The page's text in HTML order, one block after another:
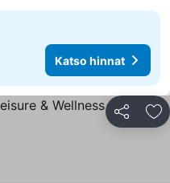
Katso hinnat
Jaa